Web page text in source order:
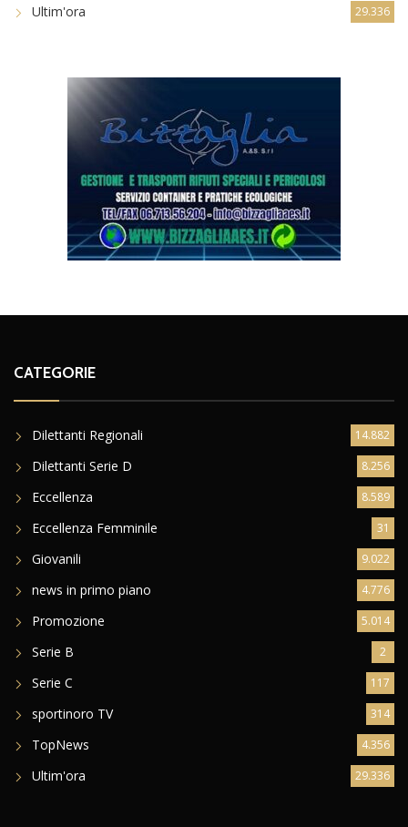
Ultim'ora 29.336
CATEGORIE
Dilettanti Regionali 14.882
Dilettanti Serie D 8.256
Eccellenza 8.589
Eccellenza Femminile 31
Giovanili 9.022
news in primo piano 4.776
Promozione 5.014
Serie B 2
Serie C 117
sportinoro TV 314
TopNews 4.356
Ultim'ora 29.336